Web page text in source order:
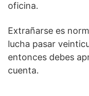
oficina.
Extrañarse es
lucha pasar
entonces debes
cuenta.